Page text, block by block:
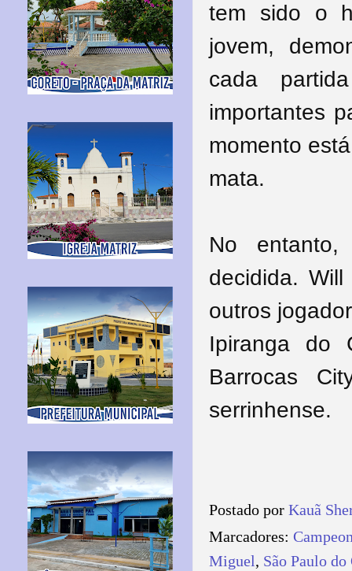
tem sido o
jovem,
cada
importantes
momento
mata.
No
decidida.
outros
Ipiranga do
Barrocas
serrinhense.
Postado por Kauã
Marcadores:
Miguel, São Paulo